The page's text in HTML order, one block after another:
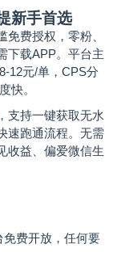
新手首选
免费授权，零粉、
下载APP。平台主
12元/单，CPS分
快。
支持一键获取无水
速跑通流程。无需
收益、偏爱微信生
费开放，任何要